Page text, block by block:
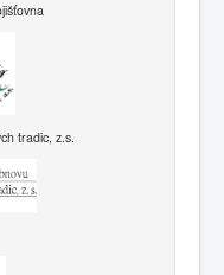
tradic, z.s.